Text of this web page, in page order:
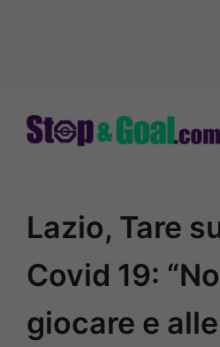
Lazio, Tare
Covid 19:
giocare e